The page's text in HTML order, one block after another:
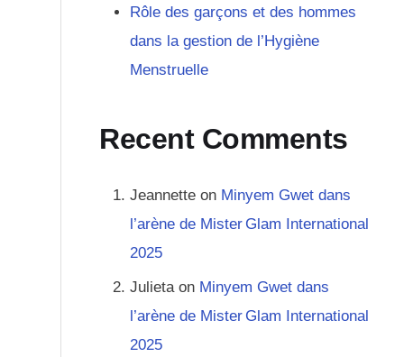
Rôle des garçons et des hommes
dans la gestion de l’Hygiène
Menstruelle
Recent Comments
Jeannette on Minyem Gwet dans
l’arène de Mister Glam International
2025
Julieta on Minyem Gwet dans
l’arène de Mister Glam International
2025